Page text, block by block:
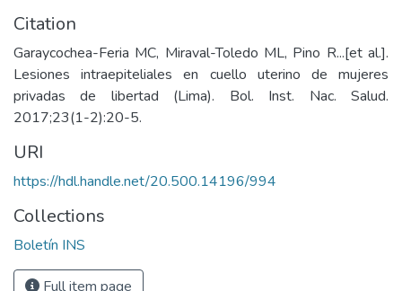
Citation
Garaycochea-Feria MC, Miraval-Toledo ML, Pino R...[et al.].
Lesiones intraepiteliales en cuello uterino de mujeres
privadas de libertad (Lima). Bol. Inst. Nac. Salud.
2017;23(1-2):20-5.
URI
https://hdl.handle.net/20.500.14196/994
Collections
Boletín INS
Full item page